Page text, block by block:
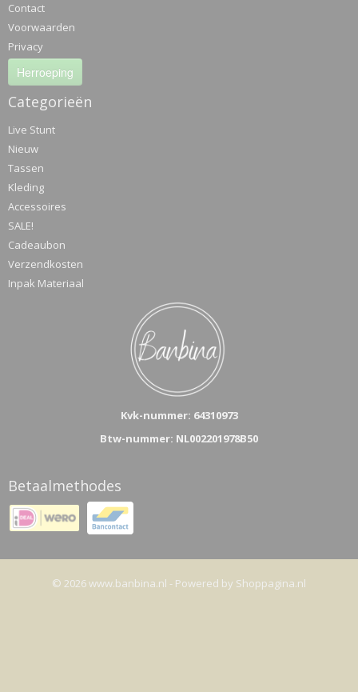
Contact
Voorwaarden
Privacy
Herroeping
Categorieën
Live Stunt
Nieuw
Tassen
Kleding
Accessoires
SALE!
Cadeaubon
Verzendkosten
Inpak Materiaal
Kvk-nummer: 64310973
Btw-nummer: NL002201978B50
Betaalmethodes
© 2026 www.banbina.nl - Powered by Shoppagina.nl